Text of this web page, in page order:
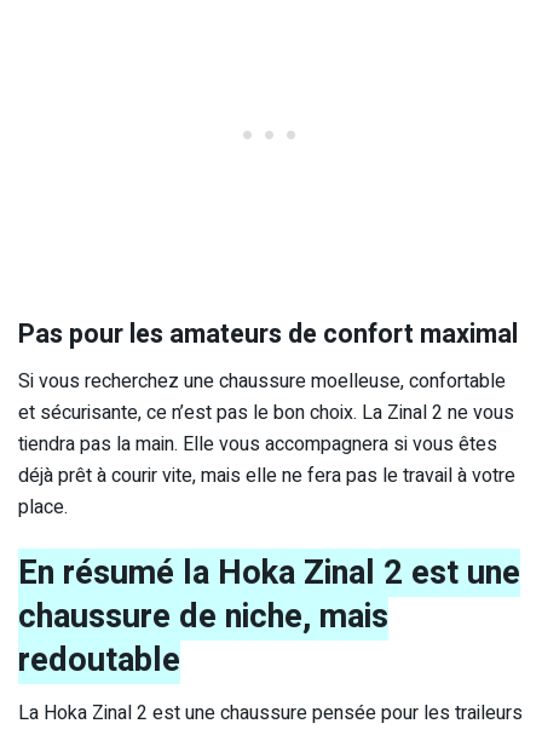
Pas pour les amateurs de confort maximal
Si vous recherchez une chaussure moelleuse, confortable
et sécurisante, ce n’est pas le bon choix. La Zinal 2 ne vous
tiendra pas la main. Elle vous accompagnera si vous êtes
déjà prêt à courir vite, mais elle ne fera pas le travail à votre
place.
En résumé la Hoka Zinal 2 est une
chaussure de niche, mais
redoutable
La Hoka Zinal 2 est une chaussure pensée pour les traileurs